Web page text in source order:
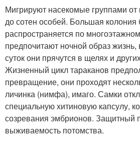
Мигрируют насекомые группами от
до сотен особей. Большая колония
распространяется по
предпочитают ночной образ жизнь,
суток они прячутся в щелях и
Жизненный цикл тараканов
превращение, они проходят
личинка (нимфа), имаго. Самки
специальную хитиновую капсулу,
созревания эмбрионов. Защитный
выживаемость потомства.